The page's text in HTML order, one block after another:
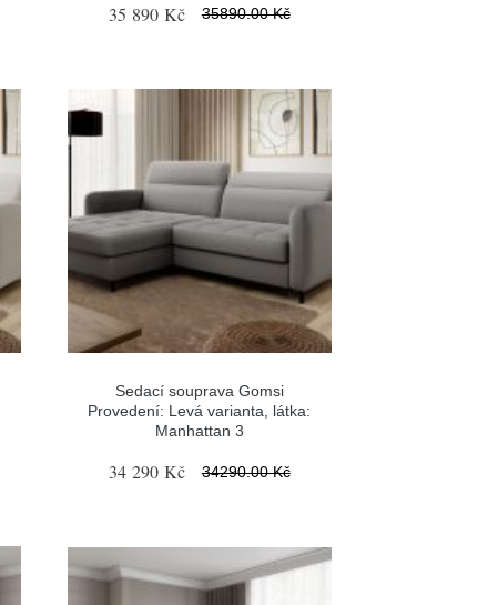
35 890 Kč 35890.00 Kč
Sedací souprava Gomsi
Provedení: Levá varianta, látka:
Manhattan 3
34 290 Kč 34290.00 Kč